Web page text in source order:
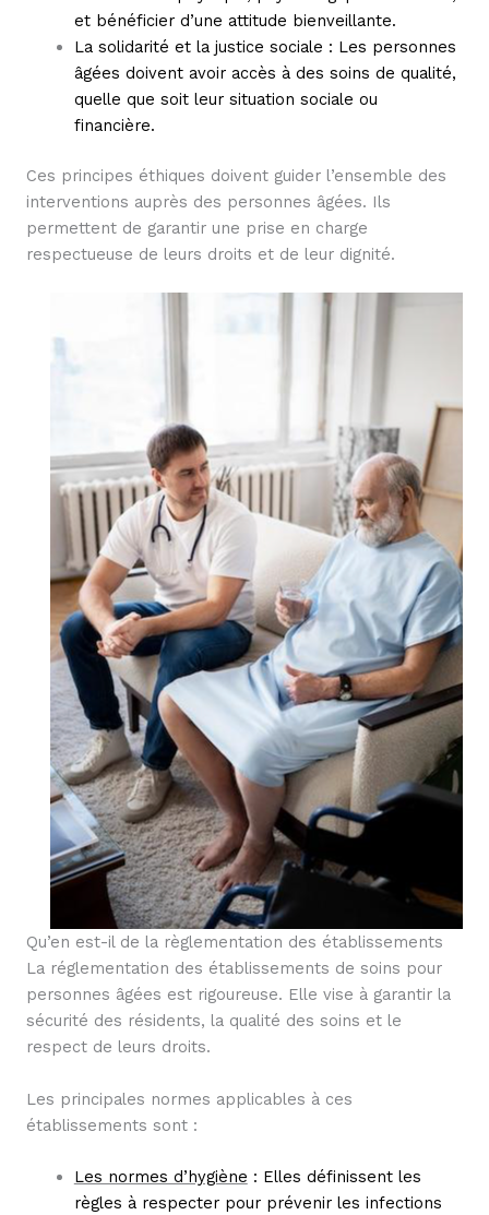
et bénéficier d’une attitude bienveillante.
La solidarité et la justice sociale : Les personnes
âgées doivent avoir accès à des soins de qualité,
quelle que soit leur situation sociale ou
financière.
Ces principes éthiques doivent guider l’ensemble des
interventions auprès des personnes âgées. Ils
permettent de garantir une prise en charge
respectueuse de leurs droits et de leur dignité.
Qu’en est-il de la règlementation des établissements
La réglementation des établissements de soins pour
personnes âgées est rigoureuse. Elle vise à garantir la
sécurité des résidents, la qualité des soins et le
respect de leurs droits.
Les principales normes applicables à ces
établissements sont :
Les normes d’hygiène : Elles définissent les
règles à respecter pour prévenir les infections